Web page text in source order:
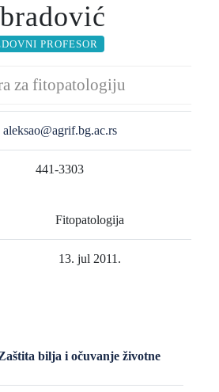
PROFESOR
za fitopatologiju
aleksao@agrif.bg.ac.rs
441-3303
Fitopatologija
13. jul 2011.
bilja i očuvanje životne